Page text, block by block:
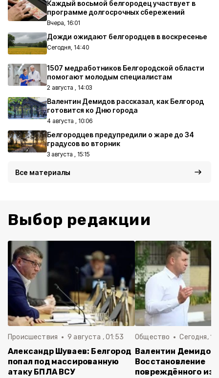
Каждый восьмой белгородец участвует в
программе долгосрочных сбережений
Вчера, 16:01
Дожди ожидают белгородцев в воскресенье
Сегодня, 14:40
1507 медработников Белгородской области
помогают молодым специалистам
2 августа , 14:03
Валентин Демидов рассказал, как Белгород
готовится ко Дню города
4 августа , 10:06
Белгородцев предупредили о жаре до 34
градусов во вторник
3 августа , 15:15
Все материалы
Выбор редакции
Происшествия 9 августа , 01:53
Александр Шуваев: Белгород
попал под массированную
атаку БПЛА ВСУ
Общество Сегодня,
Валентин Демидов:
Восстановление
повреждённого из-